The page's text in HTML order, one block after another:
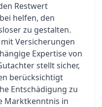
Restwert
helfen, den
zu gestalten.
Versicherungen
Expertise von
stellt sicher,
berücksichtigt
Entschädigung zu
Marktkenntnis in